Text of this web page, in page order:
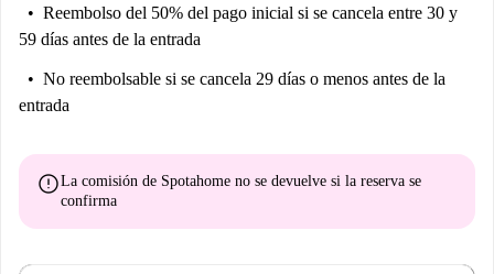
Reembolso del 50% del pago inicial si se cancela entre 30 y
59 días antes de la entrada
No reembolsable si se cancela 29 días o menos antes de la
entrada
errorLa comisión de Spotahome no se devuelve si la reserva se
confirma